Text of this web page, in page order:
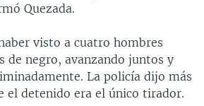
Quezada.
visto a cuatro hombres
de negro, avanzando juntos y
La policía dijo más
el detenido era el único tirador.